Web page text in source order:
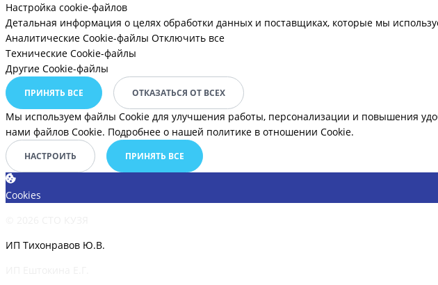
Настройка cookie-файлов
Детальная информация о целях обработки данных и поставщиках, которые мы
Аналитические Cookie-файлы Отключить все
Технические Cookie-файлы
Другие Cookie-файлы
ПРИНЯТЬ ВСЕ ОТКАЗАТЬСЯ ОТ ВСЕХ
Мы используем файлы Cookie для улучшения работы, персонализации и повышения
нами файлов Cookie. Подробнее о нашей политике в отношении Cookie.
НАСТРОИТЬ ПРИНЯТЬ ВСЕ
Cookies
ИП Тихонравов Ю.В.